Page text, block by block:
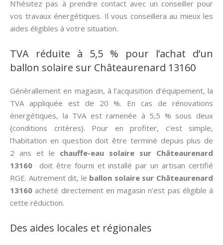
N’hésitez pas à prendre contact avec un conseiller pour
vos travaux énergétiques. Il vous conseillera au mieux les
aides éligibles à votre situation.
TVA réduite à 5,5 % pour l’achat d’un
ballon solaire sur Châteaurenard 13160
Génèrallement en magasin, à l’acquisition d’équipement, la
TVA appliquée est de 20 %. En cas de rénovations
énergétiques, la TVA est ramenée à 5,5 % sous deux
{conditions critères}. Pour en profiter, c’est simple,
l’habitation en question doit être terminé depuis plus de
2 ans et le chauffe-eau solaire sur Châteaurenard
13160 doit être fourni et installé par un artisan certifié
RGE. Autrement dit, le ballon solaire sur Châteaurenard
13160 acheté directement en magasin n’est pas éligible à
cette réduction.
Des aides locales et régionales